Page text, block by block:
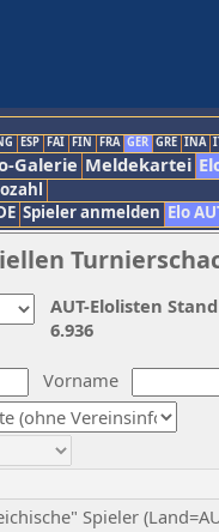
ESP FAI FIN FRA GER GRE INA
Galerie Meldekartei
Spieler anmelden Elo
Vorname
Spieler
AUT-Elolisten
6.936